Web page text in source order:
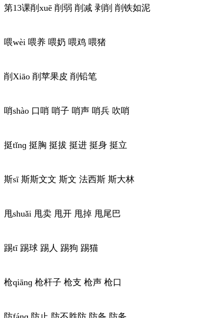
第13课削xuē 削弱 削减 剥削 削铁如泥
喂wèi 喂养 喂奶 喂鸡 喂猪
削Xiāo 削苹果皮 削铅笔
哨shào 口哨 哨子 哨声 哨兵 吹哨
挺tǐnɡ 挺胸 挺拔 挺进 挺身 挺立
斯sī 斯斯文文 斯文 法西斯 斯大林
甩shuǎi 甩卖 甩开 甩掉 甩尾巴
踢tī 踢球 踢人 踢狗 踢猫
枪qiānɡ 枪杆子 枪支 枪声 枪口